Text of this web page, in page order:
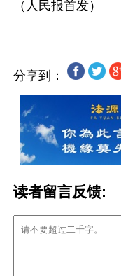
分享到：
读者留言反馈: